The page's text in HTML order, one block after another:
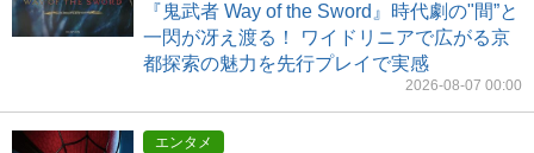
『鬼武者 Way of the Sword』時代劇の"間”と
一閃が冴え渡る！ ワイドリニアで広がる京
都探索の魅力を先行プレイで実感
2026-08-07 00:00
エンタメ